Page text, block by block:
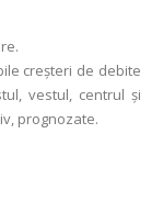
creșteri de debite
vestul, centrul și
prognozate.